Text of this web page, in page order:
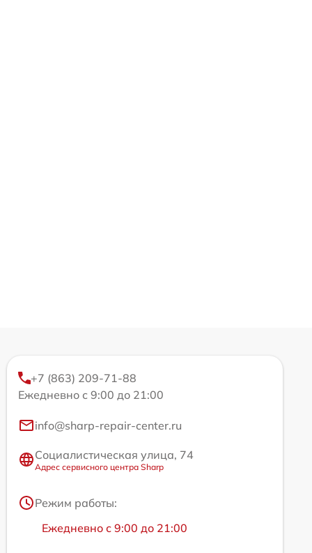
+7 (863) 209-71-88
Ежедневно с 9:00 до 21:00
info@sharp-repair-center.ru
Социалистическая улица, 74
Адрес сервисного центра Sharp
Режим работы:
Ежедневно с 9:00 до 21:00